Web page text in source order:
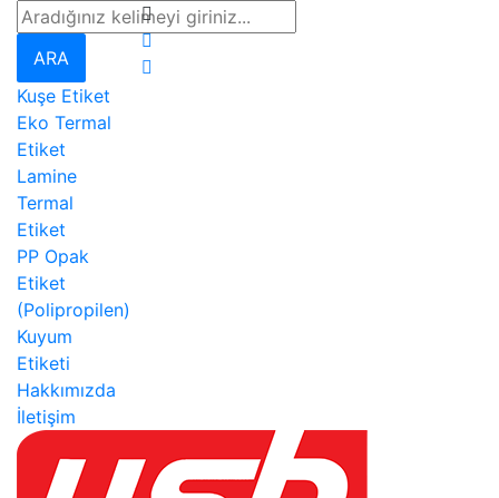
ARA
Kuşe Etiket
Eko Termal
Etiket
Lamine
Termal
Etiket
PP Opak
Etiket
(Polipropilen)
Kuyum
Etiketi
Hakkımızda
İletişim